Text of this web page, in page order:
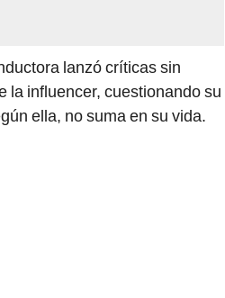
lanzó críticas sin
la influencer, cuestionando su
ella, no suma en su vida.